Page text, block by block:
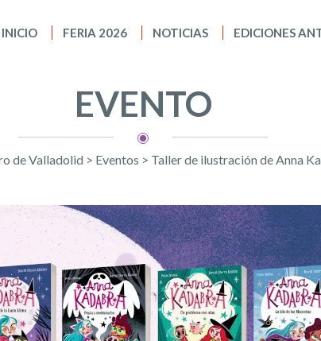
INICIO FERIA 2026 NOTICIAS EDICIONES
EVENTO
de Valladolid > Eventos > Taller de ilustración de Anna